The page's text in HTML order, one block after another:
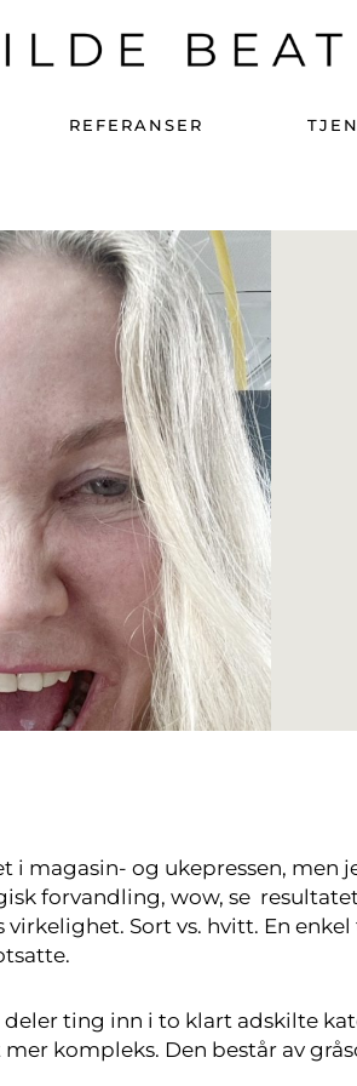
REFERANSER
magasin- og ukepressen, men
forvandling, wow, se
Sort vs. hvitt. En
ting inn i to klart adskilte
kompleks. Den består av